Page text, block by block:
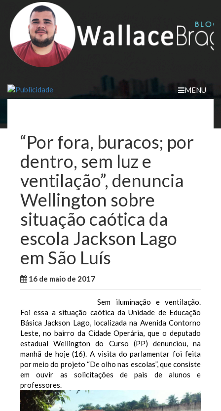
content
MENU
“Por fora, buracos; por
dentro, sem luz e
ventilação”, denuncia
Wellington sobre
situação caótica da
escola Jackson Lago
em São Luís
16 de maio de 2017
Sem iluminação e ventilação.
Foi essa a situação caótica da Unidade de Educação
Básica Jackson Lago, localizada na Avenida Contorno
Leste, no bairro da Cidade Operária, que o deputado
estadual Wellington do Curso (PP) denunciou, na
manhã de hoje (16). A visita do parlamentar foi feita
por meio do projeto “De olho nas escolas”, que consiste
em ouvir as solicitações de pais de alunos e
professores.